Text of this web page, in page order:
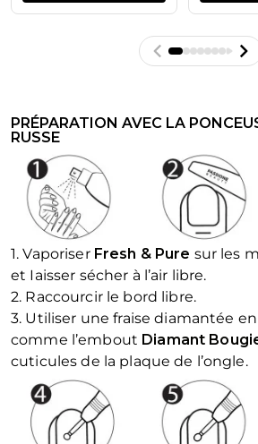
PRÉPARATION AVEC LA
RUSSE
1. Vaporiser Fresh & Pure sur les
et Iaisser sécher à l’air libre.
2. Raccourcir le bord libre.
3. Utiliser une fraise diamantée
comme l’embout Diamant
cuticules de la plaque de l’ongle.